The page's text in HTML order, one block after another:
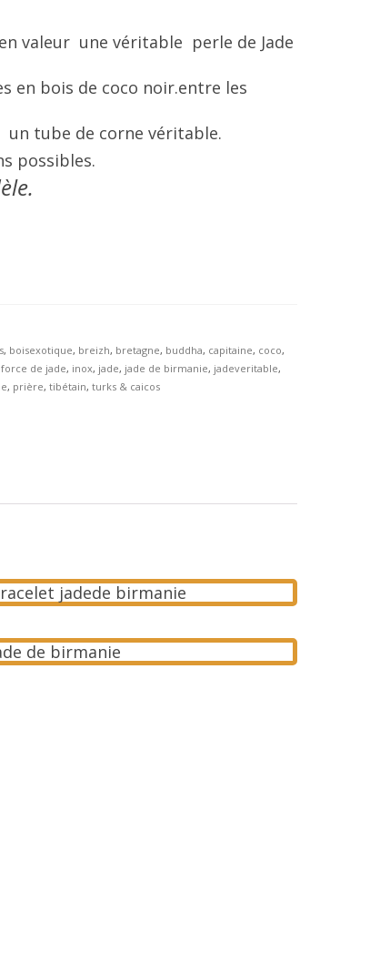
valeur une véritable perle de Jade
en bois de coco noir.entre les
tube de corne véritable.
possibles.
, boisexotique, breizh, bretagne, buddha, capitaine, coco,
force de jade, inox, jade, jade de birmanie, jadeveritable,
, prière, tibétain, turks & caicos